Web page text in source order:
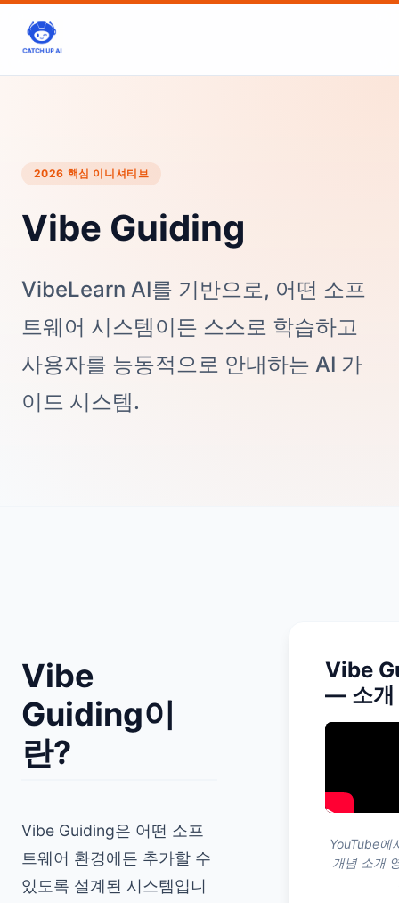
2026 핵심 이니셔티브
Vibe Guiding
VibeLearn AI를 기반으로, 어떤 소프
트웨어 시스템이든 스스로 학습하고
사용자를 능동적으로 안내하는 AI 가
이드 시스템.
Vibe
Guiding이
란?
Vibe Guiding은 어떤 소프
트웨어 환경에든 추가할 수
있도록 설계된 시스템입니
Vibe
— 소개
YouTube에
개념 소개